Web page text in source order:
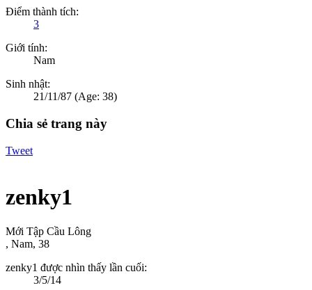
Điểm thành tích:
3
Giới tính:
Nam
Sinh nhật:
21/11/87 (Age: 38)
Chia sẻ trang này
Tweet
zenky1
Mới Tập Cầu Lông
, Nam, 38
zenky1 được nhìn thấy lần cuối:
3/5/14